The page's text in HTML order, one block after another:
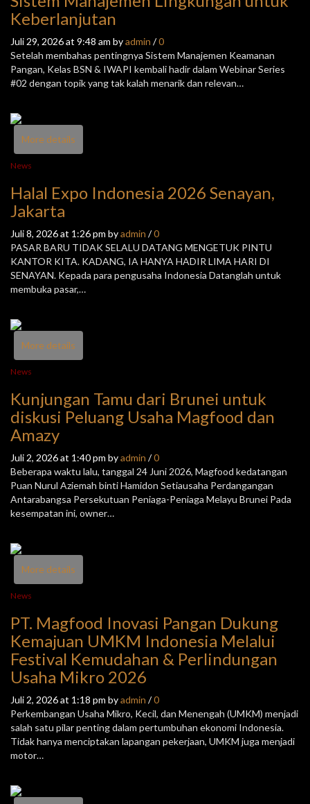
Keberlanjutan
Juli 29, 2026 at 9:48 am byadmin /0
Setelah membahas pentingnya Sistem Manajemen Keamanan
Pangan, Kelas BSN & IWAPI kembali hadir dalam Webinar Series
#02 dengan topik yang tak kalah menarik dan relevan…
More details
News
Halal Expo Indonesia 2026 Senayan,
Jakarta
Juli 8, 2026 at 1:26 pm byadmin /0
PASAR BARU TIDAK SELALU DATANG MENGETUK PINTU
KANTOR KITA. KADANG, IA HANYA HADIR LIMA HARI DI
SENAYAN. Kepada para pengusaha Indonesia Datanglah untuk
membuka pasar,…
More details
News
Kunjungan Tamu dari Brunei untuk
diskusi Peluang Usaha Magfood dan
Amazy
Juli 2, 2026 at 1:40 pm byadmin /0
Beberapa waktu lalu, tanggal 24 Juni 2026, Magfood kedatangan
Puan Nurul Aziemah binti Hamidon Setiausaha Perdangangan
Antarabangsa Persekutuan Peniaga-Peniaga Melayu Brunei Pada
kesempatan ini, owner…
More details
News
PT. Magfood Inovasi Pangan Dukung
Kemajuan UMKM Indonesia Melalui
Festival Kemudahan & Perlindungan
Usaha Mikro 2026
Juli 2, 2026 at 1:18 pm byadmin /0
Perkembangan Usaha Mikro, Kecil, dan Menengah (UMKM) menjadi
salah satu pilar penting dalam pertumbuhan ekonomi Indonesia.
Tidak hanya menciptakan lapangan pekerjaan, UMKM juga menjadi
motor…